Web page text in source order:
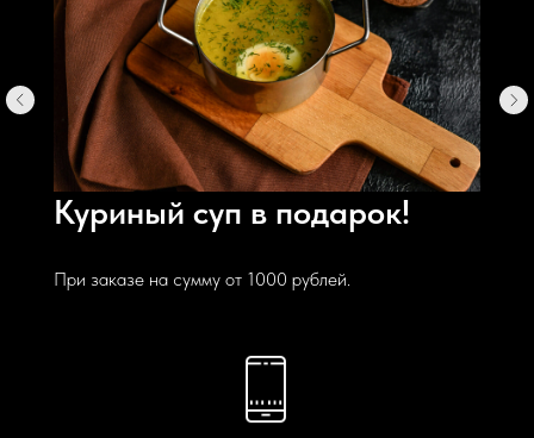
Куриный суп в подарок!
При заказе на сумму от 1000 рублей.